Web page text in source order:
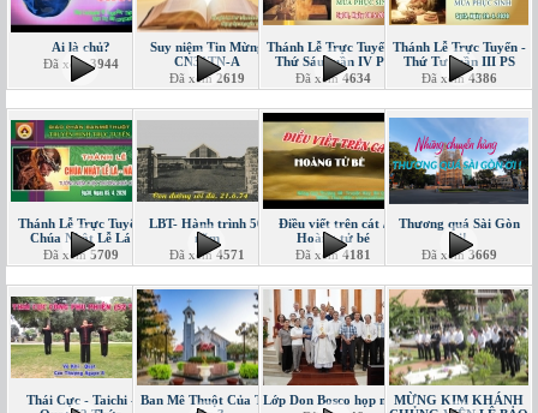
Ai là chủ?
Đã xem3944
Suy niệm Tin Mừng
CN31TN-A
Đã xem2619
Thánh Lễ Trực Tuyến -
Thứ Sáu tuần IV PS
Đã xem4634
Thánh Lễ Trực Tuyến -
Thứ Tư tuần III PS
Đã xem4386
Thánh Lễ Trực Tuyến
Chúa Nhật Lễ Lá
Đã xem5709
LBT- Hành trình 50
năm
Đã xem4571
Điều viết trên cát /
Hoàng tử bé
Đã xem4181
Thương quá Sài Gòn
ơi!
Đã xem3669
Thái Cực - Taichi - Ban Mê Thuột Của TôiLớp Don Bosco họp mặtMỪNG KIM KHÁNH